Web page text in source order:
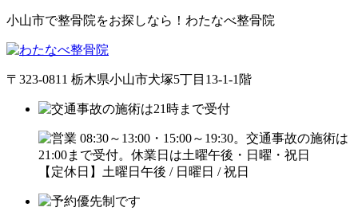
小山市で整骨院をお探しなら！わたなべ整骨院
〒323-0811 栃木県小山市犬塚5丁目13-1-1階
【定休日】土曜日午後 / 日曜日 / 祝日